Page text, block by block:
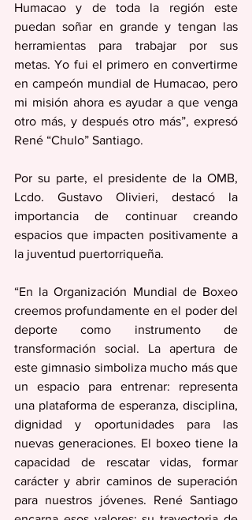
Humacao y de toda la región este
puedan soñar en grande y tengan las
herramientas para trabajar por sus
metas. Yo fui el primero en convertirme
en campeón mundial de Humacao, pero
mi misión ahora es ayudar a que venga
otro más, y después otro más”, expresó
René “Chulo” Santiago.
Por su parte, el presidente de la OMB,
Lcdo. Gustavo Olivieri, destacó la
importancia de continuar creando
espacios que impacten positivamente a
la juventud puertorriqueña.
“En la Organización Mundial de Boxeo
creemos profundamente en el poder del
deporte como instrumento de
transformación social. La apertura de
este gimnasio simboliza mucho más que
un espacio para entrenar: representa
una plataforma de esperanza, disciplina,
dignidad y oportunidades para las
nuevas generaciones. El boxeo tiene la
capacidad de rescatar vidas, formar
carácter y abrir caminos de superación
para nuestros jóvenes. René Santiago